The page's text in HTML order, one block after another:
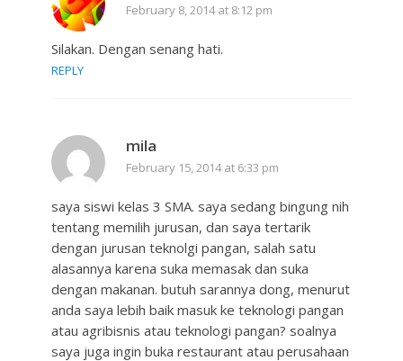
February 8, 2014 at 8:12 pm
Silakan. Dengan senang hati.
REPLY
mila
February 15, 2014 at 6:33 pm
saya siswi kelas 3 SMA. saya sedang bingung nih
tentang memilih jurusan, dan saya tertarik
dengan jurusan teknolgi pangan, salah satu
alasannya karena suka memasak dan suka
dengan makanan. butuh sarannya dong, menurut
anda saya lebih baik masuk ke teknologi pangan
atau agribisnis atau teknologi pangan? soalnya
saya juga ingin buka restaurant atau perusahaan